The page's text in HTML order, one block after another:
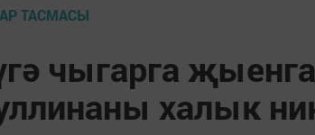
ТАСМАСЫ
чыгарга
халык